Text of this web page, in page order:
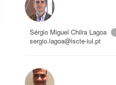
Sérgio Miguel Chilra Lagoa
sergio.lagoa@iscte-iul.pt